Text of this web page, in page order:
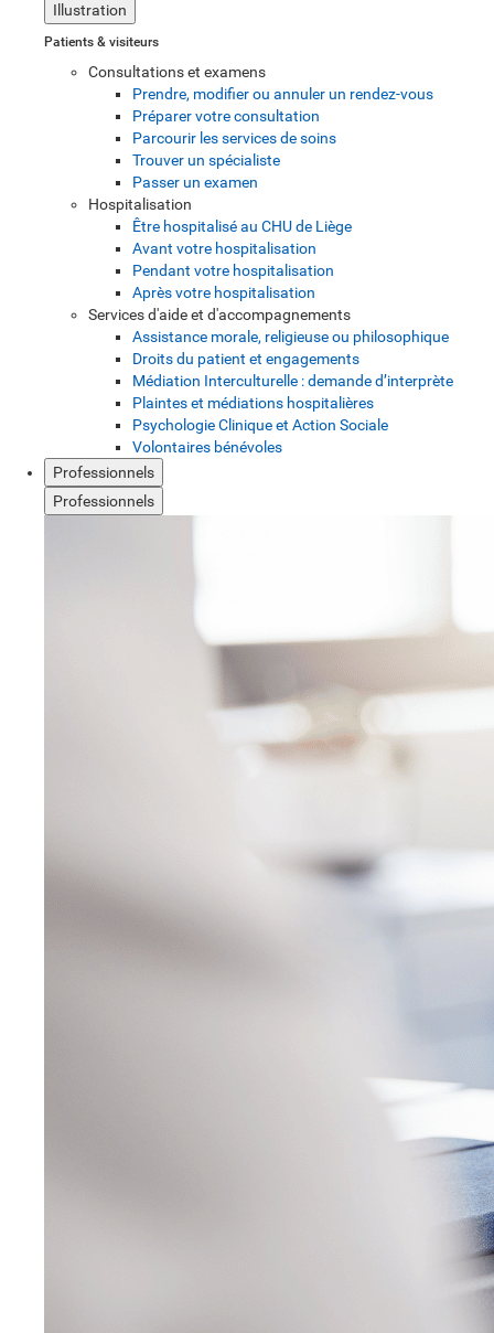
Illustration
Patients & visiteurs
Consultations et examens
Prendre, modifier ou annuler un rendez-vous
Préparer votre consultation
Parcourir les services de soins
Trouver un spécialiste
Passer un examen
Hospitalisation
Être hospitalisé au CHU de Liège
Avant votre hospitalisation
Pendant votre hospitalisation
Après votre hospitalisation
Services d'aide et d'accompagnements
Assistance morale, religieuse ou philosophique
Droits du patient et engagements
Médiation Interculturelle : demande d’interprète
Plaintes et médiations hospitalières
Psychologie Clinique et Action Sociale
Volontaires bénévoles
Professionnels
Professionnels